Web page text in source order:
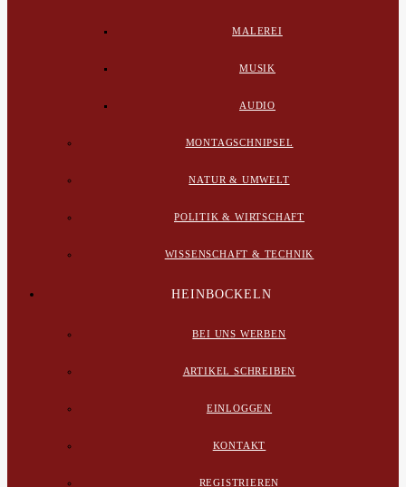
MALEREI
MUSIK
AUDIO
MONTAGSCHNIPSEL
NATUR & UMWELT
POLITIK & WIRTSCHAFT
WISSENSCHAFT & TECHNIK
HEINBOCKELN
BEI UNS WERBEN
ARTIKEL SCHREIBEN
EINLOGGEN
KONTAKT
REGISTRIEREN